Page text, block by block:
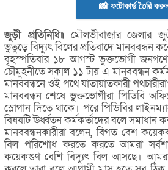
📸 ফটোকার্ড তৈরি
জুড়ী প্রতিনিধি॥ মৌলভীবাজার জেলার
ভুতুড়ে বিদ্যুৎ বিলের প্রতিবাদে মানববন্ধন
বৃহস্পতিবার ১৮ আগস্ট ভুক্তভোগী
চৌমুহনীতে সকাল ১১ টায় এ মানববন্ধন
মানববন্ধনে ওই পথে যাতায়াতকারী
মানববন্ধন শেষে ভুক্তভোগীরা পিডিবি
স্লোগান দিতে থাকে। পরে পিডিবির
বিষযটি ঊর্ধ্বতন কর্মকর্তাদের বলে সমাধান
মানববন্ধনকারীরা বলেন, বিগত বেশ
বিল পরিশোধ করতে করতে আমরা
কয়েকগুণ বেশি বিদ্যুৎ বিল আসছে।